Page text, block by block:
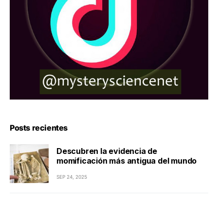
Posts recientes
Descubren la evidencia de
momificación más antigua del mundo
SEP 24, 2025